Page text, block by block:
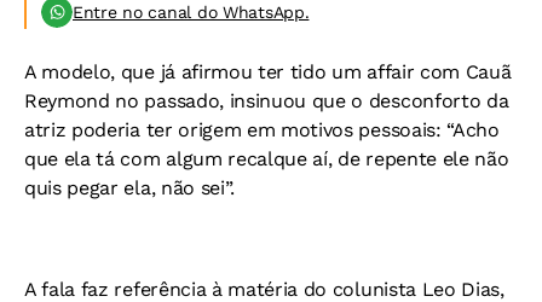
Entre no canal do WhatsApp.
A modelo, que já afirmou ter tido um affair com Cauã
Reymond no passado, insinuou que o desconforto da
atriz poderia ter origem em motivos pessoais: “Acho
que ela tá com algum recalque aí, de repente ele não
quis pegar ela, não sei”.
A fala faz referência à matéria do colunista Leo Dias,